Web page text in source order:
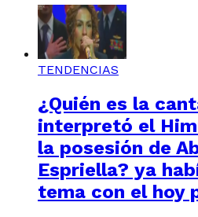
TENDENCIAS
¿Quién es la
interpretó el
la posesión de
Espriella? ya
tema con el hoy